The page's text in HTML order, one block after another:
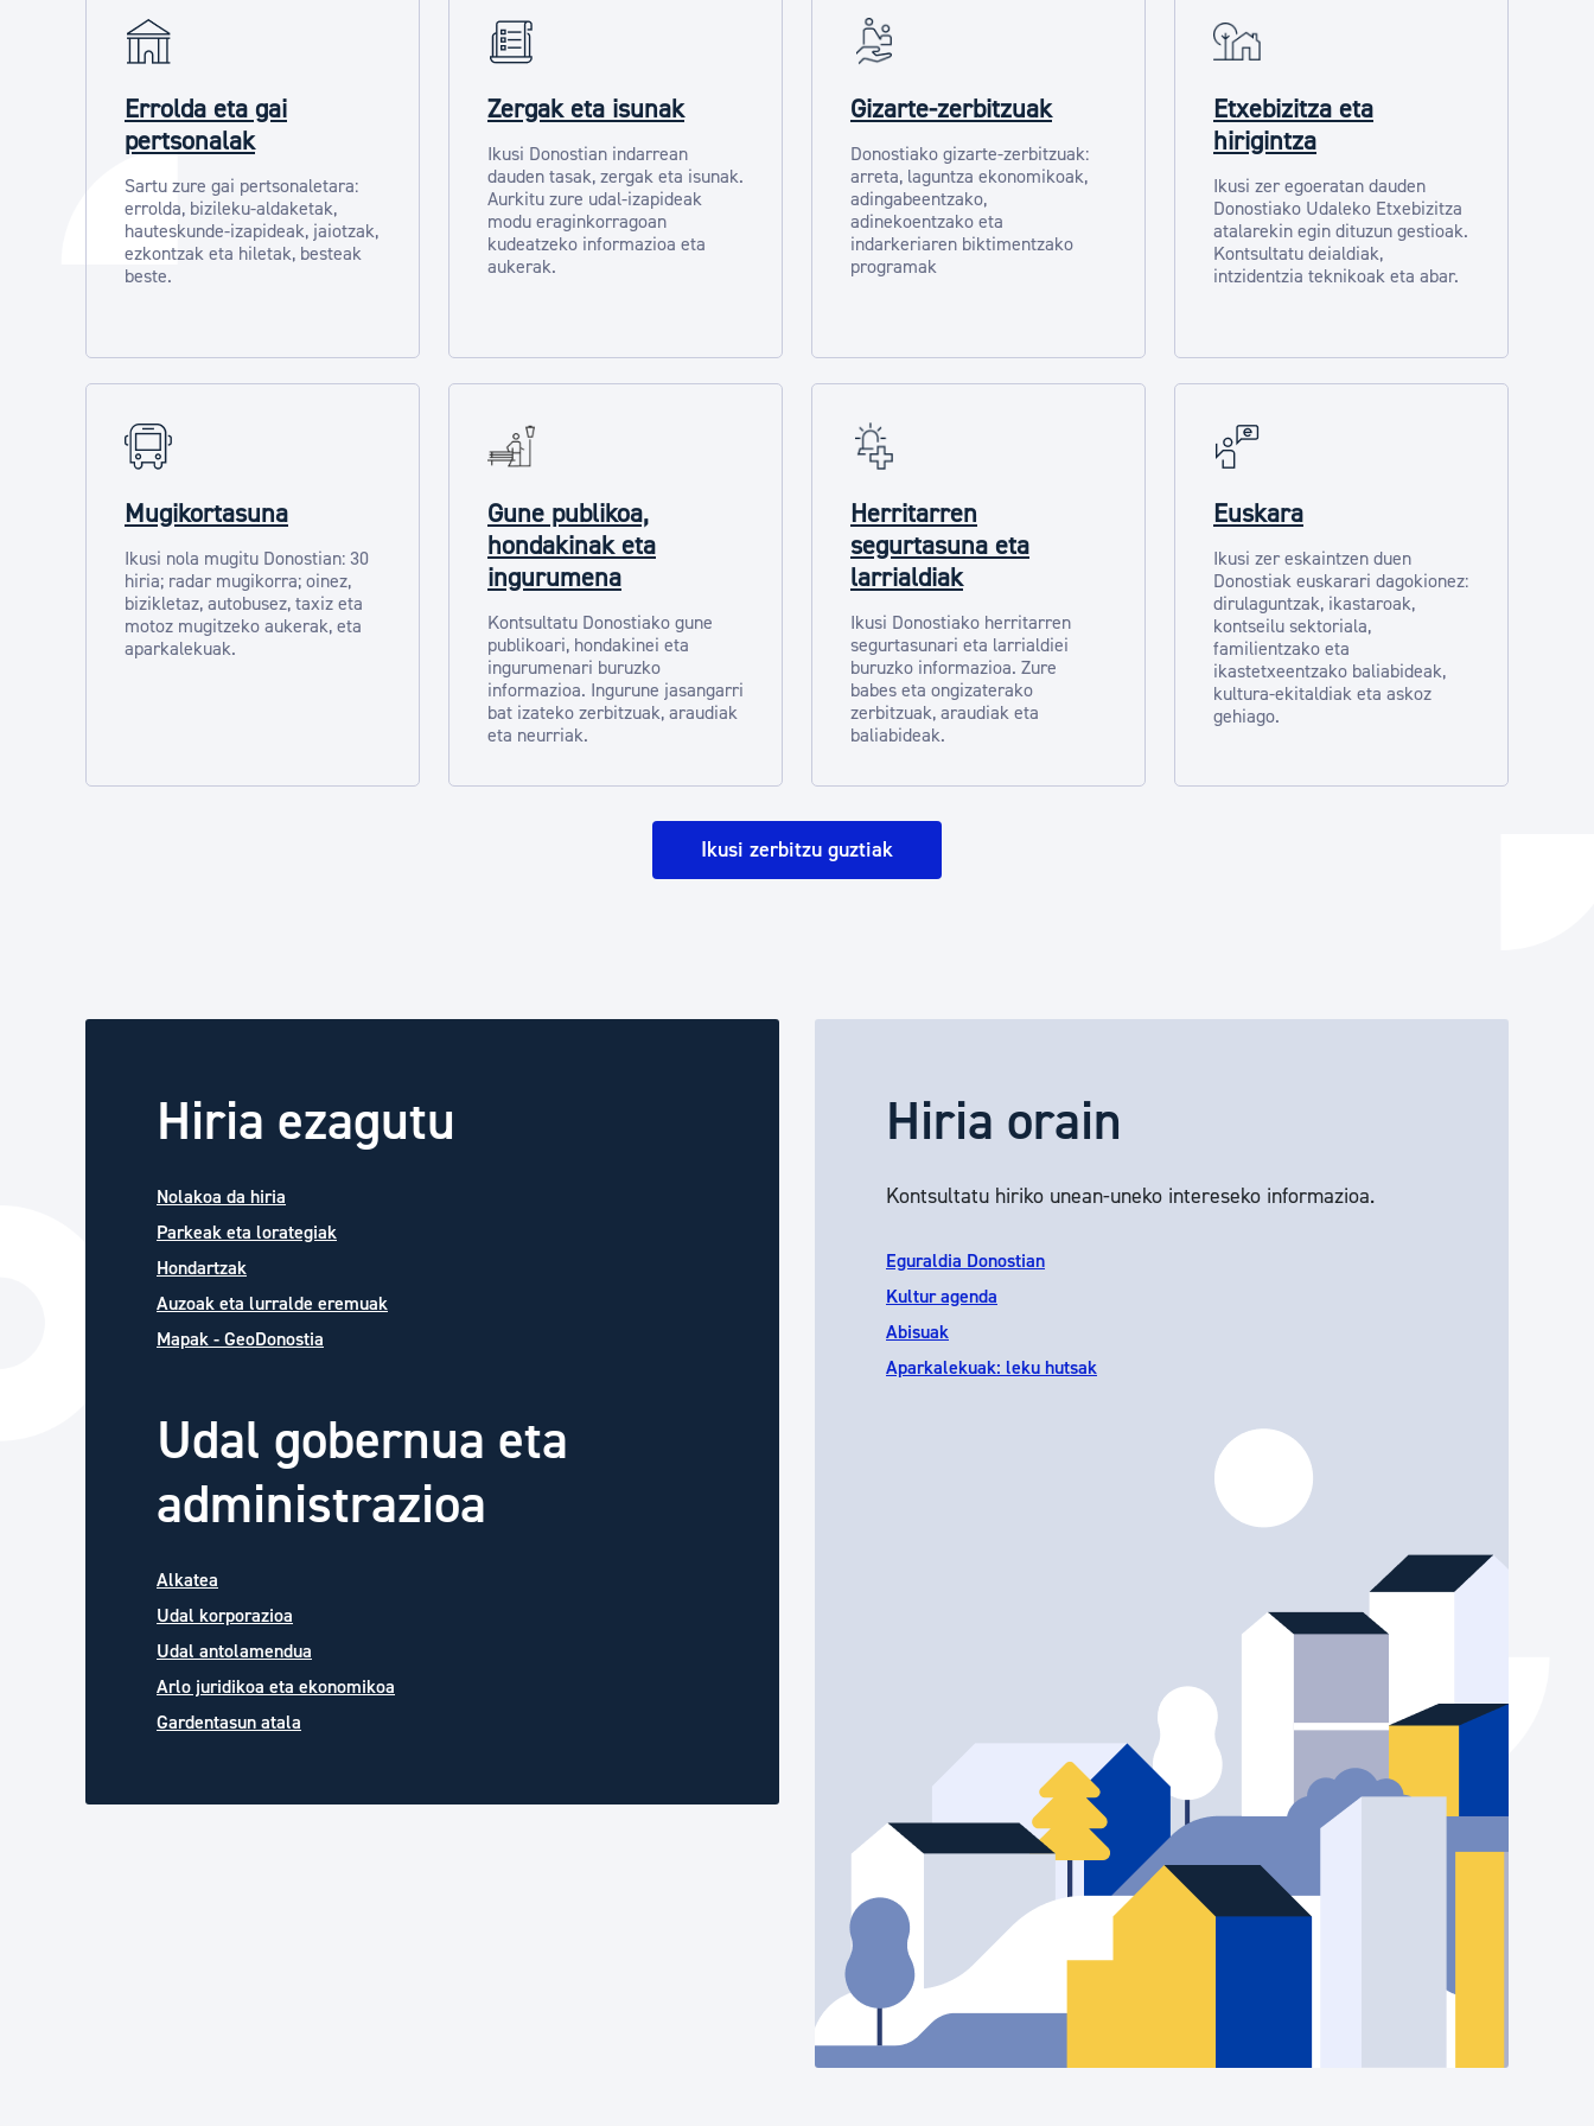
Errolda eta gai
pertsonalak
Sartu zure gai pertsonaletara:
errolda, bizileku-aldaketak,
hauteskunde-izapideak, jaiotzak,
ezkontzak eta hiletak, besteak
beste.
Zergak eta isunak
Ikusi Donostian indarrean
dauden tasak, zergak eta isunak.
Aurkitu zure udal-izapideak
modu eraginkorragoan
kudeatzeko informazioa eta
aukerak.
Gizarte-zerbitzuak
Donostiako gizarte-zerbitzuak:
arreta, laguntza ekonomikoak,
adingabeentzako,
adinekoentzako eta
indarkeriaren biktimentzako
programak
Etxebizitza eta
hirigintza
Ikusi zer egoeratan dauden
Donostiako Udaleko Etxebizitza
atalarekin egin dituzun gestioak.
Kontsultatu deialdiak,
intzidentzia teknikoak eta abar.
Mugikortasuna
Ikusi nola mugitu Donostian: 30
hiria; radar mugikorra; oinez,
bizikletaz, autobusez, taxiz eta
motoz mugitzeko aukerak, eta
aparkalekuak.
Gune publikoa,
hondakinak eta
ingurumena
Kontsultatu Donostiako gune
publikoari, hondakinei eta
ingurumenari buruzko
informazioa. Ingurune jasangarri
bat izateko zerbitzuak, araudiak
eta neurriak.
Herritarren
segurtasuna eta
larrialdiak
Ikusi Donostiako herritarren
segurtasunari eta larrialdiei
buruzko informazioa. Zure
babes eta ongizaterako
zerbitzuak, araudiak eta
baliabideak.
Euskara
Ikusi zer eskaintzen duen
Donostiak euskarari dagokionez:
dirulaguntzak, ikastaroak,
kontseilu sektoriala,
familientzako eta
ikastetxeentzako baliabideak,
kultura-ekitaldiak eta askoz
gehiago.
Ikusi zerbitzu guztiak
Hiria ezagutu
Nolakoa da hiria
Parkeak eta lorategiak
Hondartzak
Auzoak eta lurralde eremuak
Mapak - GeoDonostia
Udal gobernua eta
administrazioa
Alkatea
Udal korporazioa
Udal antolamendua
Arlo juridikoa eta ekonomikoa
Gardentasun atala
Hiria orain
Kontsultatu hiriko unean-uneko intereseko informazioa.
Eguraldia Donostian
Kultur agenda
Abisuak
Aparkalekuak: leku hutsak